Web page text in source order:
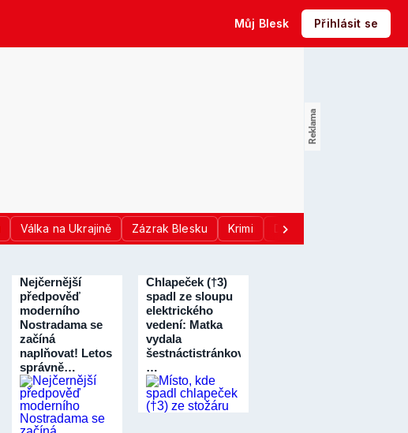
Můj Blesk Přihlásit se
Válka na Ukrajině Zázrak Blesku Krimi Donald Trump
Nejčernější
předpověď
moderního
Nostradama se
začíná
naplňovat! Letos
správně…
Chlapeček (†3)
spadl ze sloupu
elektrického
vedení: Matka
vydala
šestnáctistránkové
…